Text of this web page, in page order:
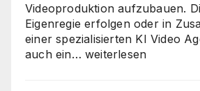
Videoproduktion aufzubauen.
Eigenregie erfolgen oder in
einer spezialisierten KI Video
auch ein… KI
weiterlesen